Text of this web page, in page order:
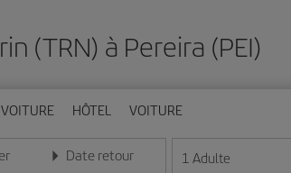
(TRN) à Pereira (PEI)
HÔTEL VOITURE
au format jour/mois/année
Date retour
Entrez la date au format jour/mois/année
1 Adulte